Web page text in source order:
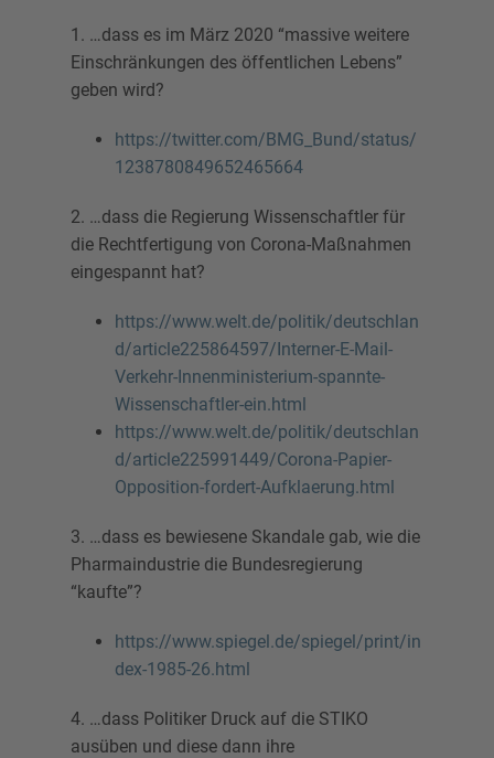
1. …dass es im März 2020 “massive weitere
Einschränkungen des öffentlichen Lebens”
geben wird?
https://twitter.com/BMG_Bund/status/
1238780849652465664
2. …dass die Regierung Wissenschaftler für
die Rechtfertigung von Corona-Maßnahmen
eingespannt hat?
https://www.welt.de/politik/deutschlan
d/article225864597/Interner-E-Mail-
Verkehr-Innenministerium-spannte-
Wissenschaftler-ein.html
https://www.welt.de/politik/deutschlan
d/article225991449/Corona-Papier-
Opposition-fordert-Aufklaerung.html
3. …dass es bewiesene Skandale gab, wie die
Pharmaindustrie die Bundesregierung
“kaufte”?
https://www.spiegel.de/spiegel/print/in
dex-1985-26.html
4. …dass Politiker Druck auf die STIKO
ausüben und diese dann ihre